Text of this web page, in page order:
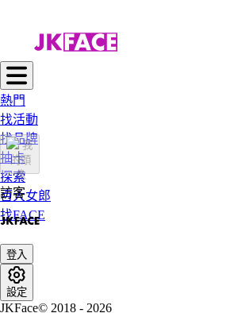
熱門
找活動
找品牌
抽卡
探索
百大女郎
找FACE
訪客
登入
設定
JKFace© 2018 - 2026